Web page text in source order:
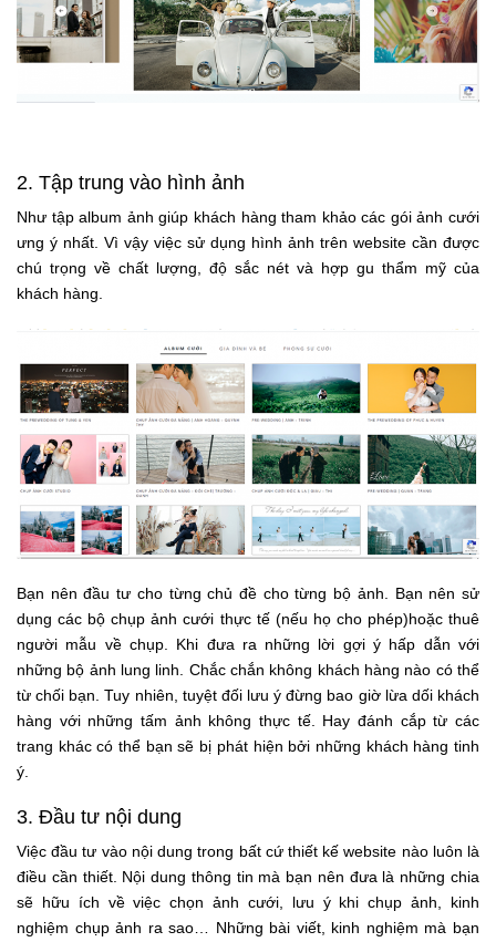
2. Tập trung vào hình ảnh
Như tập album ảnh giúp khách hàng tham khảo các gói ảnh cưới
ưng ý nhất. Vì vậy việc sử dụng hình ảnh trên website cần được
chú trọng về chất lượng, độ sắc nét và hợp gu thẩm mỹ của
khách hàng.
Bạn nên đầu tư cho từng chủ đề cho từng bộ ảnh. Bạn nên sử
dụng các bộ chụp ảnh cưới thực tế (nếu họ cho phép)hoặc thuê
người mẫu về chụp. Khi đưa ra những lời gợi ý hấp dẫn với
những bộ ảnh lung linh. Chắc chắn không khách hàng nào có thể
từ chối bạn. Tuy nhiên, tuyệt đối lưu ý đừng bao giờ lừa dối khách
hàng với những tấm ảnh không thực tế. Hay đánh cắp từ các
trang khác có thể bạn sẽ bị phát hiện bởi những khách hàng tinh
ý.
3. Đầu tư nội dung
Việc đầu tư vào nội dung trong bất cứ thiết kế website nào luôn là
điều cần thiết. Nội dung thông tin mà bạn nên đưa là những chia
sẽ hữu ích về việc chọn ảnh cưới, lưu ý khi chụp ảnh, kinh
nghiệm chụp ảnh ra sao… Những bài viết, kinh nghiệm mà bạn